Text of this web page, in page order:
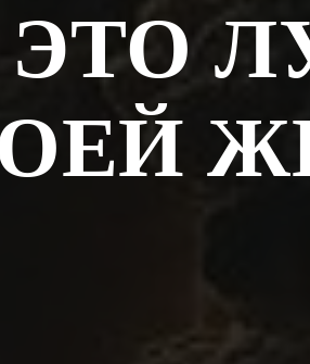
ЭТО